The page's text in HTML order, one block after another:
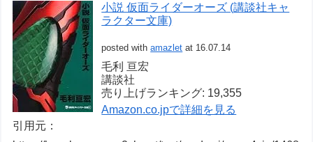
小説 仮面ライダーオーズ (講談社キャ
ラクター文庫)
posted withamazlet at 16.07.14
毛利 亘宏
講談社
売り上げランキング: 19,355
Amazon.co.jpで詳細を見る
引用元：